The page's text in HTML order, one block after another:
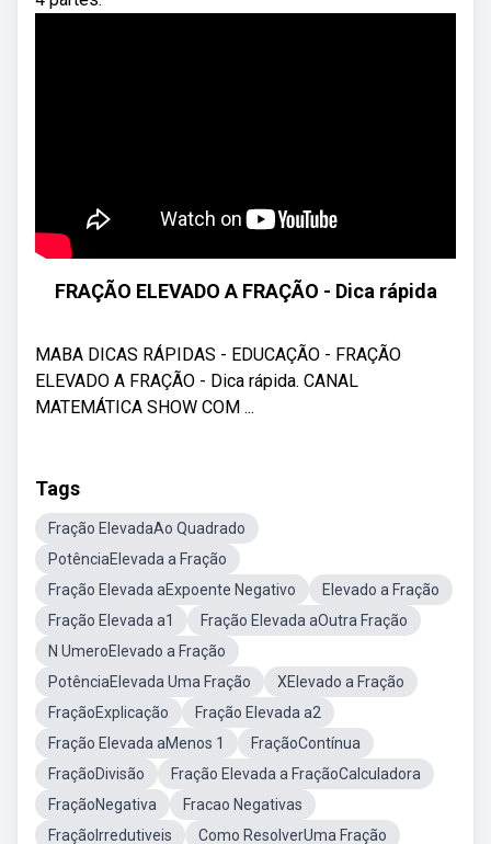
FRAÇÃO ELEVADO A FRAÇÃO - Dica rápida
MABA DICAS RÁPIDAS - EDUCAÇÃO - FRAÇÃO
ELEVADO A FRAÇÃO - Dica rápida. CANAL
MATEMÁTICA SHOW COM ...
Tags
Fração ElevadaAo Quadrado
PotênciaElevada a Fração
Fração Elevada aExpoente Negativo
Elevado a Fração
Fração Elevada a1
Fração Elevada aOutra Fração
N UmeroElevado a Fração
PotênciaElevada Uma Fração
XElevado a Fração
FraçãoExplicação
Fração Elevada a2
Fração Elevada aMenos 1
FraçãoContínua
FraçãoDivisão
Fração Elevada a FraçãoCalculadora
FraçãoNegativa
Fracao Negativas
FraçãoIrredutiveis
Como ResolverUma Fração